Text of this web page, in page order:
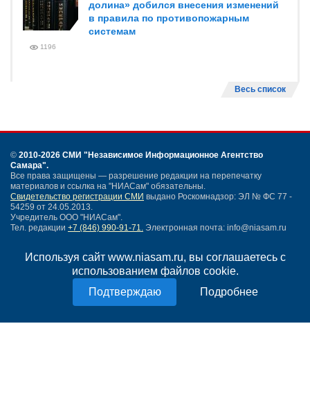
Используя сайт www.niasam.ru, вы соглашаетесь с
использованием файлов cookie.
Подробнее
долина» добился внесения изменений
в правила по противопожарным
системам
1196
Весь список
© 2010-2026 СМИ "Независимое Информационное Агентство
Самара".
Все права защищены — разрешение редакции на перепечатку
материалов и ссылка на "НИАСам" обязательны.
Свидетельство регистрации СМИ выдано Роскомнадзор: ЭЛ № ФС 77 -
54259 от 24.05.2013.
Учредитель ООО "НИАСам".
Тел. редакции +7 (846) 990-91-71. Электронная почта: info@niasam.ru
Карта сайта
Нашли ошибку?
Политика конфиденциальности
Согласие на обработку персональных данных